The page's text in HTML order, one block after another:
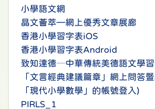
小學語文網
晶文薈萃—網上優秀文章展廊
香港小學習字表iOS
香港小學習字表Android
致知達德─中華傳統美德語文學
「文言經典建議篇章」網上問答
「現代小學數學」的帳號登入)
PIRLS_1